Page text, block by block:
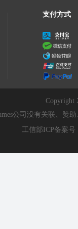
支付方式
Copyright
公司没有关联、赞
工信部ICP备案号